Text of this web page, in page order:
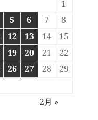
1
5 6 7
8
12 13 14
15
19 20 21
22
26 27 28
29
2月 »